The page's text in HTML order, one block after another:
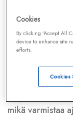
Puhelinnumero
tietokannasta,
Lisäksi
puhelinhuijarin
huijausviesti.
mikä varmistaa
Cookies
By clicking “Accept All
device to enhance site
efforts.
Cookies